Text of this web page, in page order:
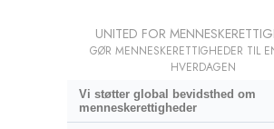
UNITED FOR
GØR MENNESKERETTIGHEDER TIL
HVERDAGEN
Vi støtter global bevidsthed om
menneskerettigheder